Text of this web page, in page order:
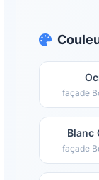
façade
Blanc
façade